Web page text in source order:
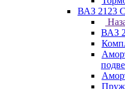
ВАЗ 2123
ВАЗ